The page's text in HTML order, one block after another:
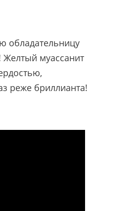
обладательницу
Желтый муассанит
реже бриллианта!